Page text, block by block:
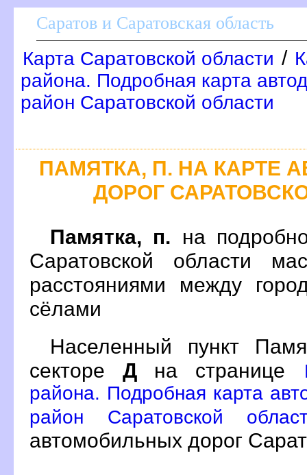
Саратов и Саратовская область
Карта Саратовской области /
района. Подробная карта
район Саратовской области
ПАМЯТКА, П. НА КАРТЕ
ДОРОГ
Памятка, п. на
Саратовской области
расстояниями между
сёлами
Населенный пункт
секторе Дна странице
района. Подробная карта
район Саратовской
автомобильных дорог